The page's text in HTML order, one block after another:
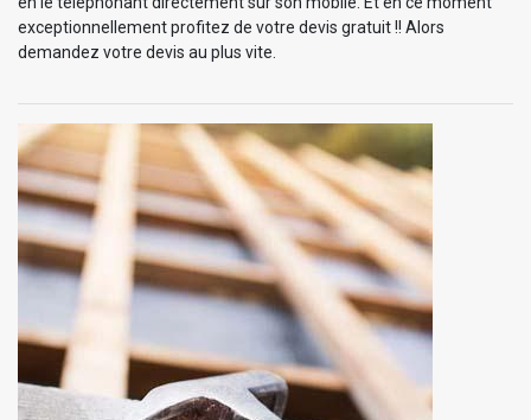
exceptionnellement profitez de votre devis gratuit !! Alors
demandez votre devis au plus vite.